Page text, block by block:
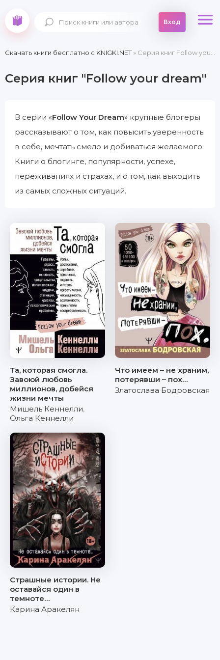
Вход
Скачать книги бесплатно c KNIGKI.NET» Серия книг Follow your dream
Серия книг "Follow your dream"
В серии «Follow Your Dream» крупные блогеры
рассказывают о том, как повысить уверенность
в себе, мечтать смело и добиваться желаемого.
Книги о блогинге, популярности, успехе,
переживаниях и страхах, и о том, как выходить
из самых сложных ситуаций.
Та, которая смогла.
Завоюй любовь
миллионов, добейся
жизни мечты
Мишель Кеннелли,
Ольга Кеннелли
Что имеем – не храним,
потерявши – пох…
Златослава Бодровская
Страшные истории. Не
оставайся один в
темноте…
Карина Аракелян